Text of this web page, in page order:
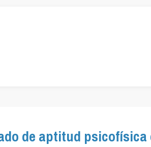
de aptitud psicofísica